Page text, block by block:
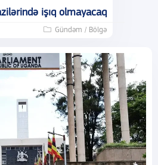
işıq olmayacaq
Gündəm / Bölgə